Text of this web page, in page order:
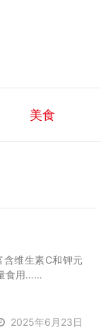
美食
含维生素C和钾元
食用……
2025年6月23日